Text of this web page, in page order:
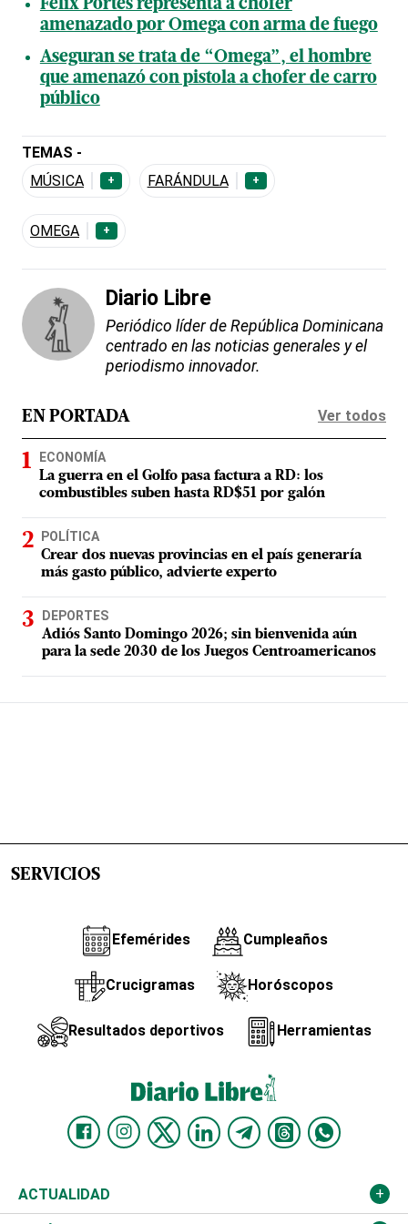
Félix Portes representa a chofer
amenazado por Omega con arma de fuego
Aseguran se trata de “Omega”, el hombre
que amenazó con pistola a chofer de carro
público
TEMAS -
MÚSICA
+ FARÁNDULA +
OMEGA +
Diario Libre
Periódico líder de República Dominicana
centrado en las noticias generales y el
periodismo innovador.
EN PORTADA Ver todos
ECONOMÍA
La guerra en el Golfo pasa factura a RD: los
combustibles suben hasta RD$51 por galón
POLÍTICA
Crear dos nuevas provincias en el país generaría
más gasto público, advierte experto
DEPORTES
Adiós Santo Domingo 2026; sin bienvenida aún
para la sede 2030 de los Juegos Centroamericanos
SERVICIOS
Efemérides Cumpleaños
Crucigramas Horóscopos
Resultados deportivos Herramientas
ACTUALIDAD